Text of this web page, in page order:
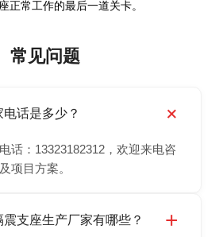
正常工作的最后一道关卡。
常见问题
话是多少？
话：13323182312，欢迎来电咨
项目方案。
支座生产厂家有哪些？